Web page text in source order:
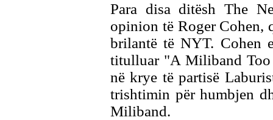
Para disa ditësh The
opinion të Roger Cohen,
brilantë të NYT. Cohen
titulluar "A Miliband
në krye të partisë
trishtimin për humbjen
Miliband.